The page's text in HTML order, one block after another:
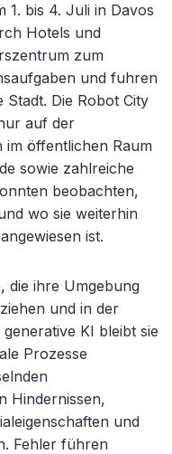
1. bis 4. Juli in Davos
Hotels und
zum
und fuhren
Die Robot City
auf der
öffentlichen Raum
sowie zahlreiche
beobachten,
wo sie weiterhin
ist.
die ihre Umgebung
und in der
KI bleibt sie
Prozesse
Hindernissen,
und
Fehler führen